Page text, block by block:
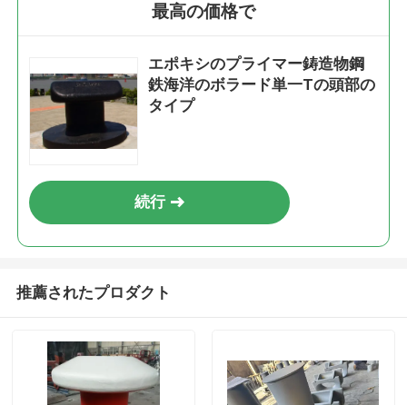
最高の価格で
エポキシのプライマー鋳造物鋼
鉄海洋のボラード単一Tの頭部の
タイプ
続行
推薦されたプロダクト